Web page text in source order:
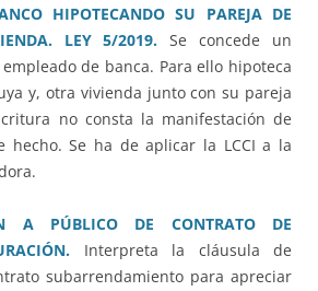
HIPOTECANDO SU PAREJA DE
LEY 5/2019.Se concede un
de banca. Para ello hipoteca
y, otra vivienda junto con su pareja
no consta la manifestación de
hecho. Se ha de aplicar la LCCI a la
A PÚBLICO DE CONTRATO DE
Interpreta la cláusula de
subarrendamiento para apreciar